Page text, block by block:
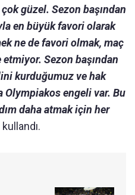
güzel. Sezon başından
en büyük favori olarak
ne de favori olmak, maç
Sezon başından
kurduğumuz ve hak
Olympiakos engeli var. Bu
daha atmak için her